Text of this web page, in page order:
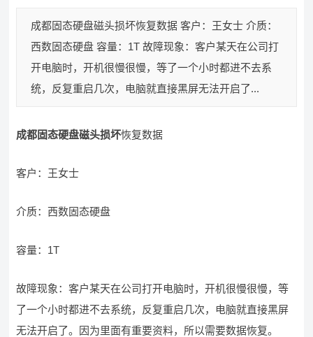
成都固态硬盘磁头损坏恢复数据 客户：王女士 介质：
西数固态硬盘 容量：1T 故障现象：客户某天在公司打
开电脑时，开机很慢很慢，等了一个小时都进不去系
统，反复重启几次，电脑就直接黑屏无法开启了...
成都固态硬盘磁头损坏恢复数据
客户：王女士
介质：西数固态硬盘
容量：1T
故障现象：客户某天在公司打开电脑时，开机很慢很慢，等
了一个小时都进不去系统，反复重启几次，电脑就直接黑屏
无法开启了。因为里面有重要资料，所以需要数据恢复。